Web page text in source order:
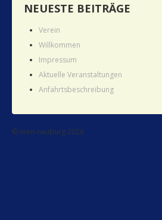
NEUESTE BEITRÄGE
Verein
Willkommen
Impressum
Aktuelle Veranstaltungen
Anfahrtsbeschreibung
© men-neuburg 2026